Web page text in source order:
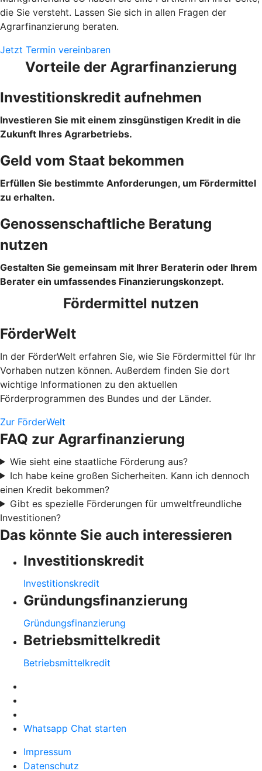
die Sie versteht. Lassen Sie sich in allen Fragen der
Agrarfinanzierung beraten.
Jetzt Termin vereinbaren
Vorteile der Agrarfinanzierung
Investitionskredit aufnehmen
Investieren Sie mit einem zinsgünstigen Kredit in die
Zukunft Ihres Agrarbetriebs.
Geld vom Staat bekommen
Erfüllen Sie bestimmte Anforderungen, um Fördermittel
zu erhalten.
Genossenschaftliche Beratung
nutzen
Gestalten Sie gemeinsam mit Ihrer Beraterin oder Ihrem
Berater ein umfassendes Finanzierungskonzept.
Fördermittel nutzen
FörderWelt
In der FörderWelt erfahren Sie, wie Sie Fördermittel für Ihr
Vorhaben nutzen können. Außerdem finden Sie dort
wichtige Informationen zu den aktuellen
Förderprogrammen des Bundes und der Länder.
Zur FörderWelt
FAQ zur Agrarfinanzierung
Wie sieht eine staatliche Förderung aus?
Ich habe keine großen Sicherheiten. Kann ich dennoch
einen Kredit bekommen?
Gibt es spezielle Förderungen für umweltfreundliche
Investitionen?
Das könnte Sie auch interessieren
Investitionskredit
Investitionskredit
Gründungsfinanzierung
Gründungsfinanzierung
Betriebsmittelkredit
Betriebsmittelkredit
Whatsapp Chat starten
Impressum
Datenschutz